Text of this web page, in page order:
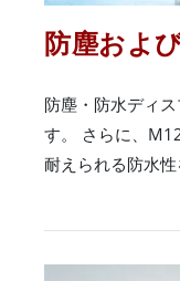
防塵およ
防塵・防水ディ
す。 さらに、
耐えられる防水性